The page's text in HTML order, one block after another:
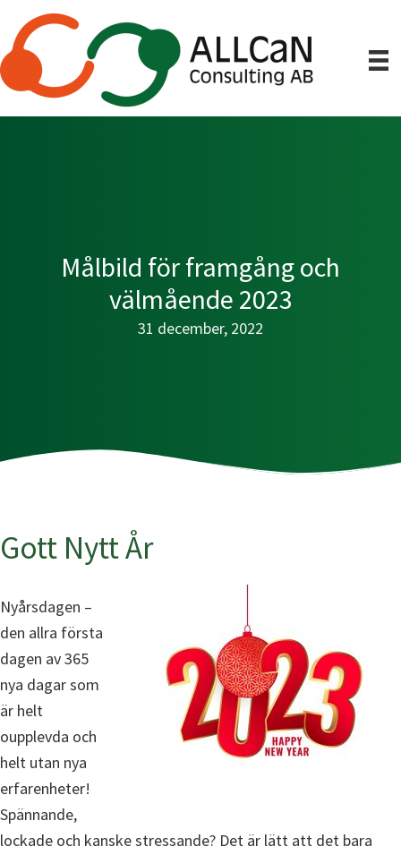
Hoppa
till
huvudinnehåll
Målbild för framgång och
välmående 2023
31 december, 2022
Gott Nytt År
Nyårsdagen –
den allra första
dagen av 365
nya dagar som
är helt
oupplevda och
helt utan nya
erfarenheter!
Spännande,
lockade och kanske stressande? Det är lätt att det bara